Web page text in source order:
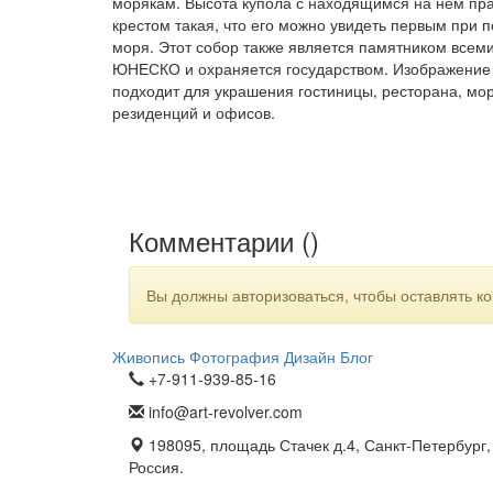
крестом такая, что его можно увидеть первым при
моря. Этот собор также является памятником
ЮНЕСКО и охраняется государством. Изображение
подходит для украшения гостиницы, ресторана,
резиденций и офисов.
Комментарии ()
Вы должны авторизоваться, чтобы оставлять
Живопись Фотография Дизайн Блог
+7-911-939-85-16
info@art-revolver.com
198095, площадь Стачек д.4, Санкт-Петербург,
Россия.